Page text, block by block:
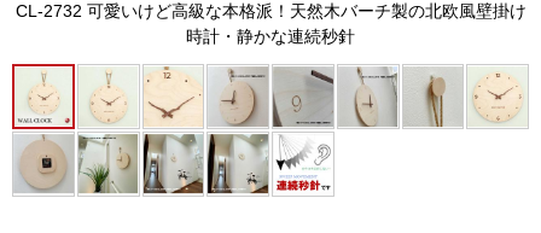
CL-2732 可愛いけど高級な本格派！天然木バーチ製の北欧風壁掛け
時計・静かな連続秒針